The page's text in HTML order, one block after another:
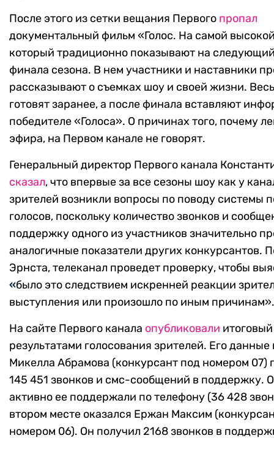
После этого из сетки вещания Первого пропал
документальный фильм «Голос. На самой
который традиционно показывают на
финала сезона. В нем участники и наставники
рассказывают о съемках шоу и своей жизни.
готовят заранее, а после финала вставляют
победителе «Голоса». О причинах того, почему
эфира, на Первом канале не говорят.
Генеральный директор Первого канала
сказал, что впервые за все сезоны шоу как у
зрителей возникли вопросы по поводу системы
голосов, поскольку количество звонков и
поддержку одного из участников значительно
аналогичные показатели других конкурсантов.
Эрнста, телеканал проведет проверку, чтобы
«было это следствием искренней реакции
выступления или произошло по иным причинам».
На сайте Первого канала опубликовали
результатами голосования зрителей. Его данные
Микелла Абрамова (конкурсант под номером 07)
145 451 звонков и смс-сообщений в поддержку.
активно ее поддержали по телефону (36 428
втором месте оказался Ержан Максим
номером 06). Он получил 2168 звонков в